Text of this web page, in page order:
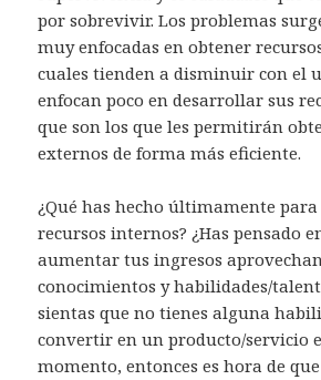
por sobrevivir. Los problemas
muy enfocadas en obtener
cuales tienden a disminuir con el
enfocan poco en desarrollar sus
que son los que les permitirán
externos de forma más eficiente.
¿Qué has hecho últimamente
recursos internos? ¿Has pensado
aumentar tus ingresos
conocimientos y habilidades/
sientas que no tienes alguna
convertir en un producto/servicio
momento, entonces es hora de